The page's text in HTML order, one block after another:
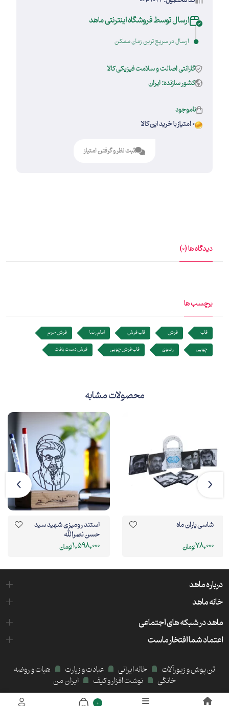
ارسال توسط فروشگاه اینترنتی ماهد
ارسال در سریع ترین زمان ممکن
گارانتی اصالت و سلامت فیزیکی کالا
کشور سازنده: ایران
ناموجود
0 امتیاز با خرید این کالا
ثبت نظر و گرفتن امتیاز
دیدگاه ها (0)
برچسب ها
قاب فرش قاب فرش امام رضا
فرش حرم
چوبی
رضوی قاب فرش چوبی فرش دست بافت
محصولات مشابه
شاسی یاران ماه
78,000تومان
استند رومیزی شهید سید
حسن نصرالله
1,598,000تومان
درباره ماهد
خانه ماهد
ماهد در شبکه های اجتماعی
اعتماد شما افتخار ماست
تن پوش و زیورآلات خانه ایرانی عبادت و زیارت
هیات و روضه
خانگی
نوشت افزار و کیف
ایران من
0